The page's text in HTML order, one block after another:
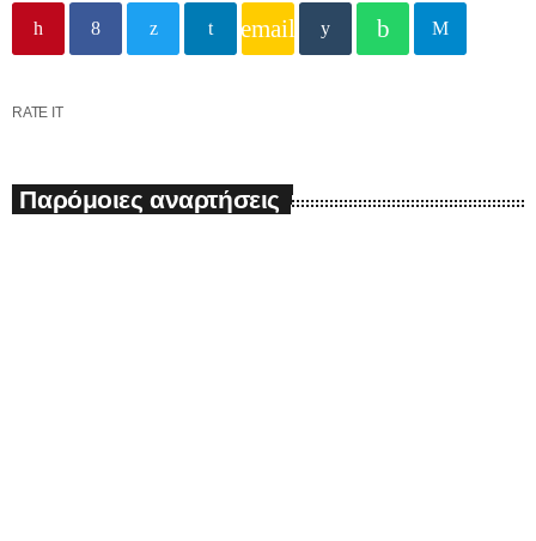
email
RATE IT
Παρόμοιες αναρτήσεις